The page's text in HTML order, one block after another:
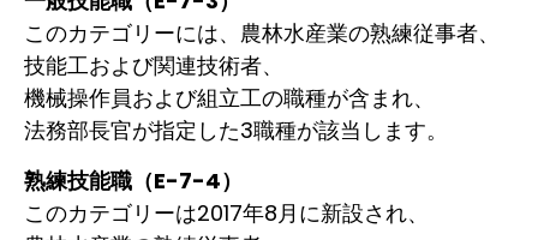
このカテゴリーには、農林水産業の熟練従事者、
技能工および関連技術者、
機械操作員および組立工の職種が含まれ、
法務部長官が指定した3職種が該当します。
熟練技能職（E-7-4）
このカテゴリーは2017年8月に新設され、